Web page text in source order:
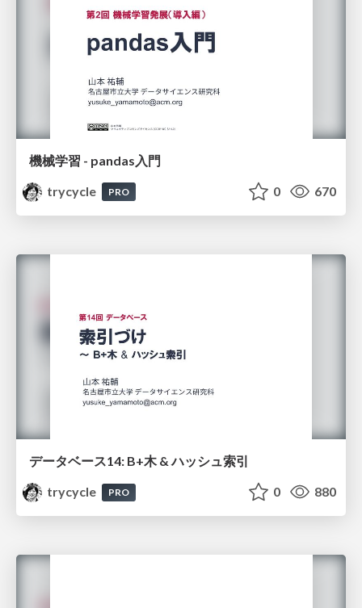
機械学習 - pandas入門
trycycle
PRO 0 670
データベース14: B+木 & ハッシュ索引
trycycle
PRO 0 880